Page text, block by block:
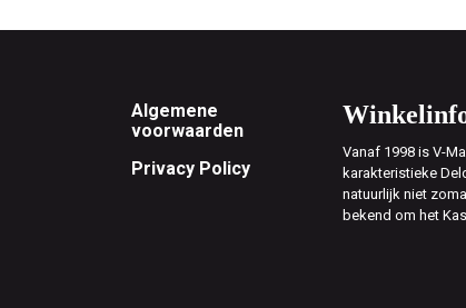
Footer
Algemene
voorwaarden
Privacy Policy
Vanaf 1998 is V-
karakteristieke
natuurlijk niet
bekend om het